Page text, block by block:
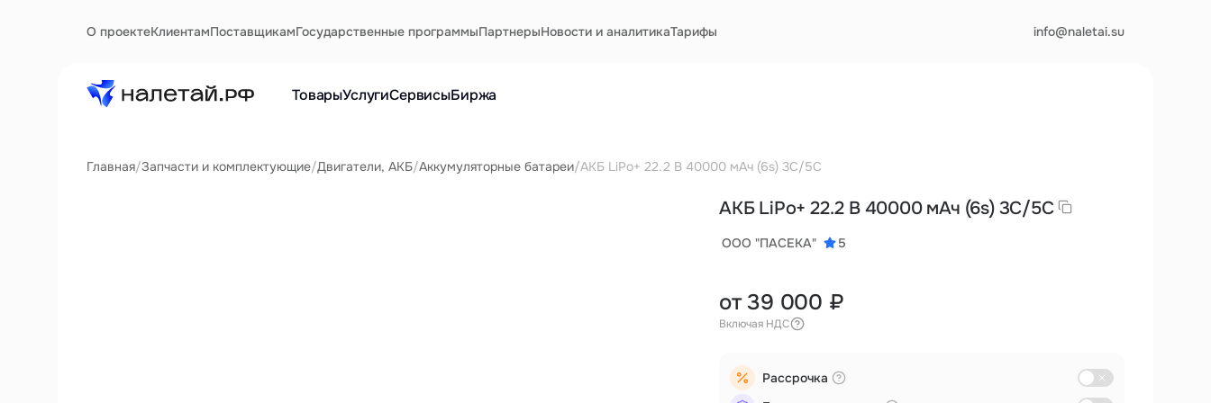
О проектеКлиентамПоставщикамГосударственные программыПартнерыНовости и аналитикаТарифы info@naletai.su
ТоварыУслугиСервисыБиржа
Главная/Запчасти и комплектующие/Двигатели, АКБ/Аккумуляторные батареи/АКБ LiPo+ 22.2 В 40000 мАч (6s) 3С/5C
АКБ LiPo+ 22.2 В 40000 мАч (6s) 3С/5C
ООО "ПАСЕКА" 5
от 39 000 ₽
Включая НДС
Рассрочка